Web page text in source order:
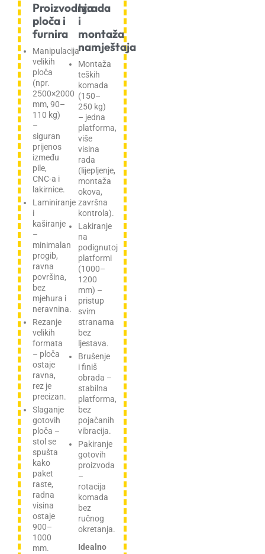
Proizvodnja
ploča i
furnira
Manipulacija
velikih
ploča
(npr.
2500×2000
mm, 90–
110 kg)
–
siguran
prijenos
između
pile,
CNC-a i
lakirnice.
Laminiranje
i
kaširanje
–
minimalan
progib,
ravna
površina,
bez
mjehura i
neravnina.
Rezanje
velikih
formata
– ploča
ostaje
ravna,
rez je
precizan.
Slaganje
gotovih
ploča –
stol se
spušta
kako
paket
raste,
radna
visina
ostaje
900–
1000
mm.
Izrada
i
montaža
namještaja
Montaža
teških
komada
(150–
250 kg)
– jedna
platforma,
više
visina
rada
(lijepljenje,
montaža
okova,
završna
kontrola).
Lakiranje
na
podignutoj
platformi
(1000–
1200
mm) –
pristup
svim
stranama
bez
ljestava.
Brušenje
i finiš
obrada –
stabilna
platforma,
bez
pojačanih
vibracija.
Pakiranje
gotovih
proizvoda
–
rotacija
komada
bez
ručnog
okretanja.
Idealno